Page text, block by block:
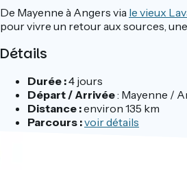
De Mayenne à Angers via le vieux
pour vivre un retour aux sources,
Détails
Durée :4 jours
Départ / Arrivée: Mayenne /
Distance :environ 135 km
Parcours :voir détails